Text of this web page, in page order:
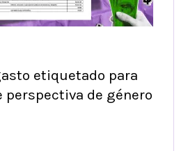
etiquetado para
perspectiva de género